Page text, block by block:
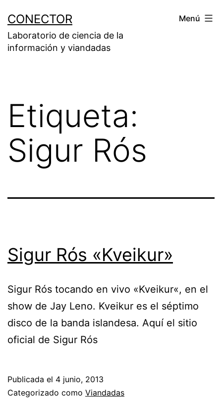
contenido
CONECTOR
Laboratorio de ciencia de la
información y viandadas
Menú
Etiqueta:
Sigur Rós
Sigur Rós «Kveikur»
Sigur Rós tocando en vivo «Kveikur«, en el
show de Jay Leno. Kveikur es el séptimo
disco de la banda islandesa. Aquí el sitio
oficial de Sigur Rós
Publicada el 4 junio, 2013
Categorizado como Viandadas